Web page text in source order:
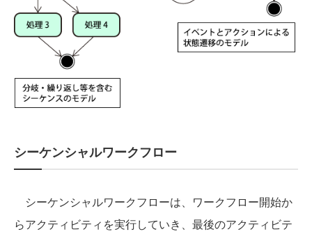
シーケンシャルワークフロー
シーケンシャルワークフローは、ワークフロー開始か
らアクティビティを実行していき、最後のアクティビテ